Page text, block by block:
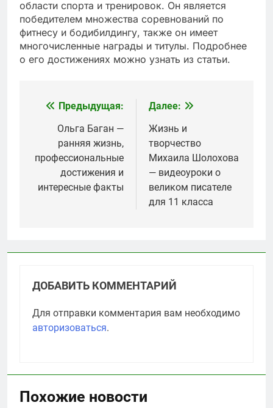
области спорта и тренировок. Он является
победителем множества соревнований по
фитнесу и бодибилдингу, также он имеет
многочисленные награды и титулы. Подробнее
о его достижениях можно узнать из статьи.
Навигация
записям
Предыдущая:
Ольга Баган —
ранняя жизнь,
профессиональные
достижения и
интересные факты
Далее:
Жизнь и
творчество
Михаила Шолохова
— видеоуроки о
великом писателе
для 11 класса
ДОБАВИТЬ КОММЕНТАРИЙ
Для отправки комментария вам необходимо
авторизоваться.
Похожие новости